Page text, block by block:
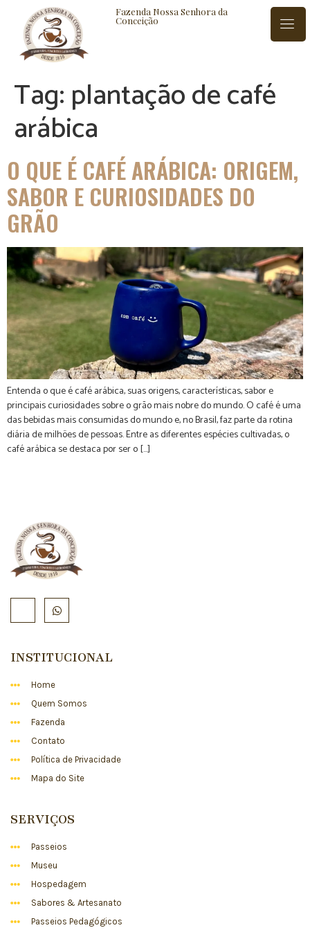
Fazenda Nossa Senhora da
Conceição
BLOG CONTATO
Tag:plantação de café
arábica
O QUE É CAFÉ ARÁBICA: ORIGEM,
SABOR E CURIOSIDADES DO
GRÃO
Entenda o que é café arábica, suas origens, características, sabor e
principais curiosidades sobre o grão mais nobre do mundo. O café é uma
das bebidas mais consumidas do mundo e, no Brasil, faz parte da rotina
diária de milhões de pessoas. Entre as diferentes espécies cultivadas, o
café arábica se destaca por ser o […]
INSTITUCIONAL
Home
Quem Somos
Fazenda
Contato
Política de Privacidade
Mapa do Site
SERVIÇOS
Passeios
Museu
Hospedagem
Sabores & Artesanato
Passeios Pedagógicos